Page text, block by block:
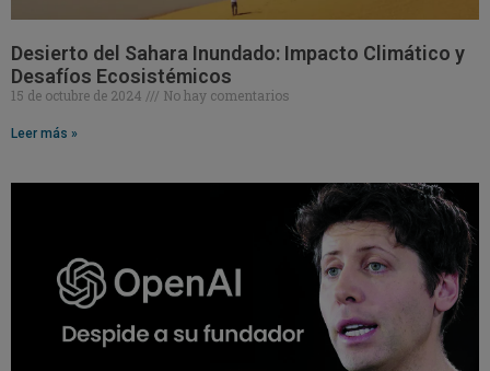
Desierto del Sahara Inundado: Impacto Climático y
Desafíos Ecosistémicos
15 de octubre de 2024 No hay comentarios
Leer más »